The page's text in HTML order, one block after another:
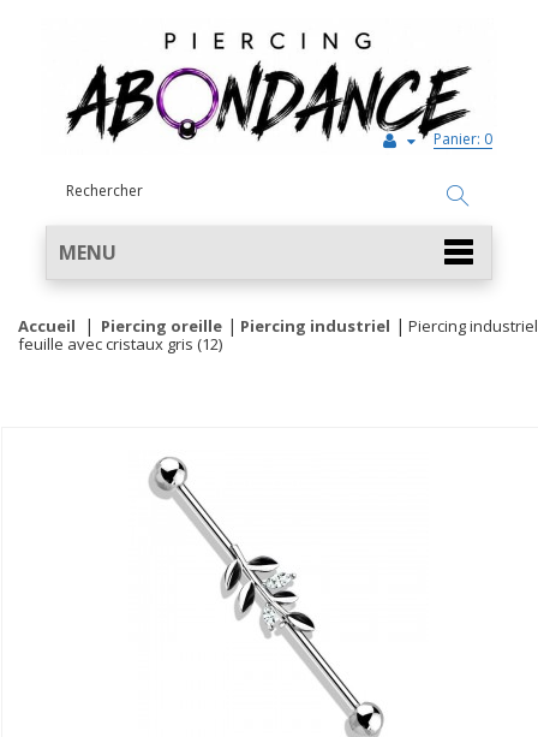
Panier: 0
MENU
Accueil Piercing oreille Piercing industriel
Piercing industriel
feuille avec cristaux gris (12)